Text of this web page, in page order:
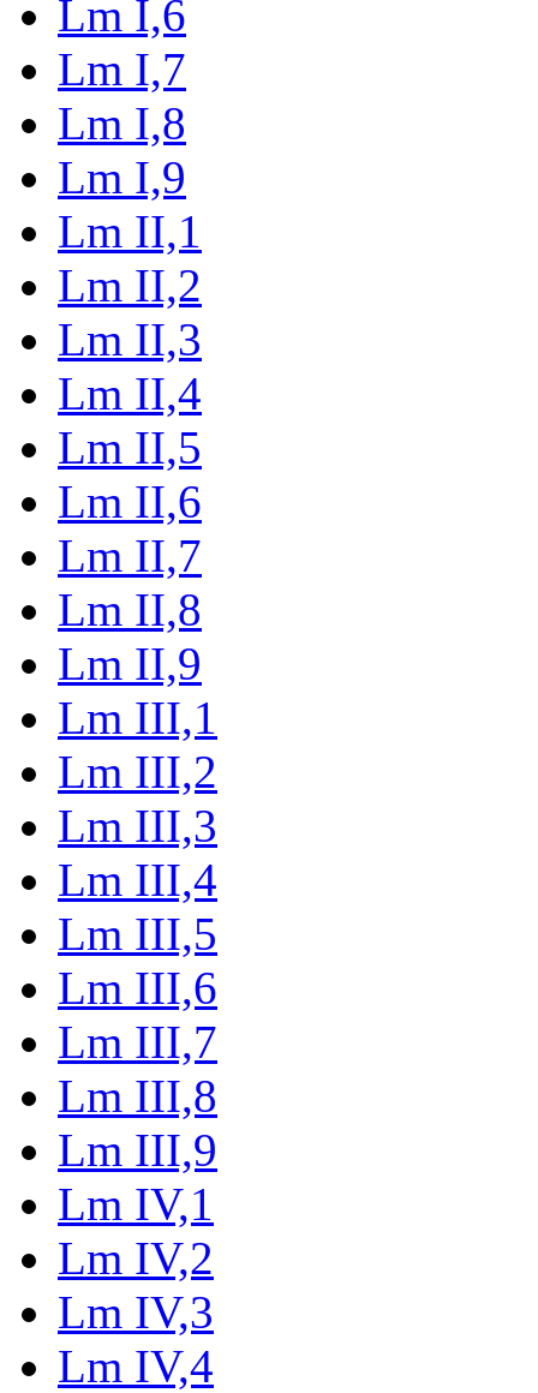
Lm I,6
Lm I,7
Lm I,8
Lm I,9
Lm II,1
Lm II,2
Lm II,3
Lm II,4
Lm II,5
Lm II,6
Lm II,7
Lm II,8
Lm II,9
Lm III,1
Lm III,2
Lm III,3
Lm III,4
Lm III,5
Lm III,6
Lm III,7
Lm III,8
Lm III,9
Lm IV,1
Lm IV,2
Lm IV,3
Lm IV,4